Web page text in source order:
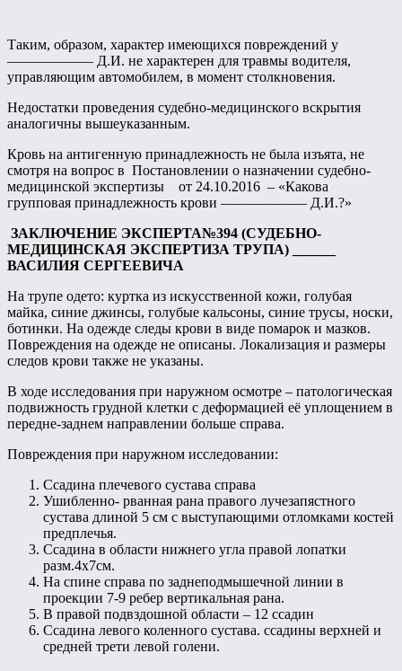
Таким, образом, характер имеющихся повреждений у
—————— Д.И. не характерен для травмы водителя,
управляющим автомобилем, в момент столкновения.
Недостатки проведения судебно-медицинского вскрытия
аналогичны вышеуказанным.
Кровь на антигенную принадлежность не была изъята, не
смотря на вопрос в Постановлении о назначении судебно-
медицинской экспертизы от 24.10.2016 – «Какова
групповая принадлежность крови —————— Д.И.?»
ЗАКЛЮЧЕНИЕ ЭКСПЕРТА№394 (СУДЕБНО-
МЕДИЦИНСКАЯ ЭКСПЕРТИЗА ТРУПА)
ВАСИЛИЯ СЕРГЕЕВИЧА
На трупе одето: куртка из искусственной кожи, голубая
майка, синие джинсы, голубые кальсоны, синие трусы, носки,
ботинки. На одежде следы крови в виде помарок и мазков.
Повреждения на одежде не описаны. Локализация и размеры
следов крови также не указаны.
В ходе исследования при наружном осмотре – патологическая
подвижность грудной клетки с деформацией её уплощением в
передне-заднем направлении больше справа.
Повреждения при наружном исследовании:
Ссадина плечевого сустава справа
Ушибленно- рванная рана правого лучезапястного
сустава длиной 5 см с выступающими отломками костей
предплечья.
Ссадина в области нижнего угла правой лопатки
разм.4х7см.
На спине справа по заднеподмышечной линии в
проекции 7-9 ребер вертикальная рана.
В правой подвздошной области – 12 ссадин
Ссадина левого коленного сустава. ссадины верхней и
средней трети левой голени.